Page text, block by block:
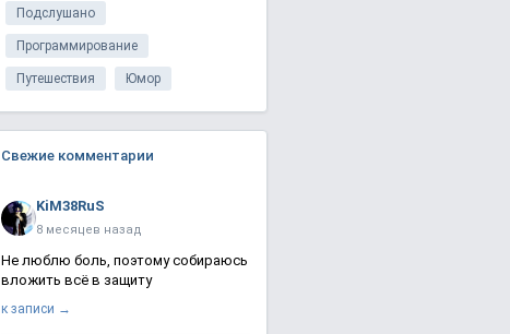
Подслушано
Программирование
Путешествия Юмор
Свежие комментарии
KiM38RuS
8 месяцев назад
Не люблю боль, поэтому собираюсь
вложить всё в защиту
к записи →